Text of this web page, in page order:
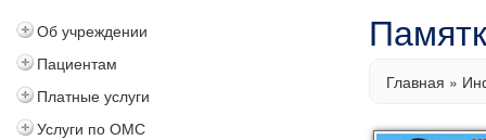
Об учреждении
Пациентам
Платные услуги
Услуги по ОМС
Главная »